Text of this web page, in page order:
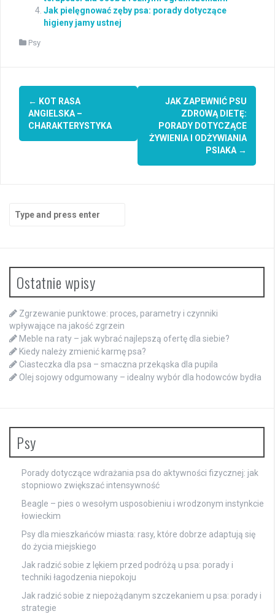
Jak pielęgnować zęby psa: porady dotyczące
higieny jamy ustnej
Psy
Post
navigation
← KOT RASA
ANGIELSKA –
CHARAKTERYSTYKA
JAK ZAPEWNIĆ PSU
ZDROWĄ DIETĘ:
PORADY DOTYCZĄCE
ŻYWIENIA I ODŻYWIANIA
PSIAKA →
Search
for:
Ostatnie wpisy
Zgrzewanie punktowe: proces, parametry i czynniki
wpływające na jakość zgrzein
Meble na raty – jak wybrać najlepszą ofertę dla siebie?
Kiedy należy zmienić karmę psa?
Ciasteczka dla psa – smaczna przekąska dla pupila
Olej sojowy odgumowany – idealny wybór dla hodowców bydła
Psy
Porady dotyczące wdrażania psa do aktywności fizycznej: jak
stopniowo zwiększać intensywność
Beagle – pies o wesołym usposobieniu i wrodzonym instynkcie
łowieckim
Psy dla mieszkańców miasta: rasy, które dobrze adaptują się
do życia miejskiego
Jak radzić sobie z lękiem przed podróżą u psa: porady i
techniki łagodzenia niepokoju
Jak radzić sobie z niepożądanym szczekaniem u psa: porady i
strategie